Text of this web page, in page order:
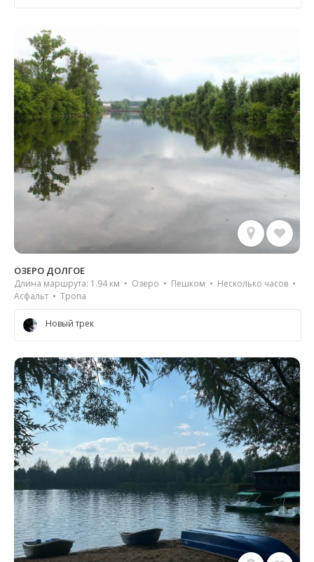
ОЗЕРО ДОЛГОЕ
Длина маршрута: 1.94 км • Озеро • Пешком • Несколько часов •
Асфальт • Тропа
Новый трек